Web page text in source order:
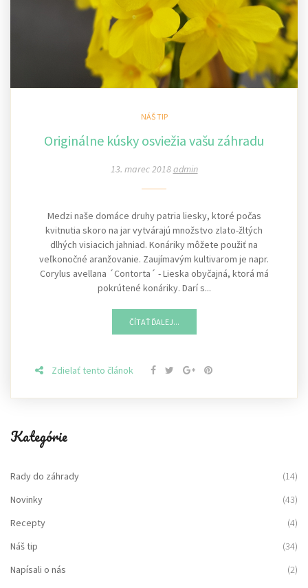
NÁŠ TIP
Originálne kúsky osviežia vašu záhradu
13. marec 2018admin
Medzi naše domáce druhy patria liesky, ktoré počas
kvitnutia skoro na jar vytvárajú množstvo zlato-žltých
dlhých visiacich jahniad. Konáriky môžete použiť na
veľkonočné aranžovanie. Zaujímavým kultivarom je napr.
Corylus avellana ´Contorta´ - Lieska obyčajná, ktorá má
pokrútené konáriky. Darí s...
ČÍTAŤ ĎALEJ...
Zdielať tento článok
Kategórie
Rady do záhrady
(14)
Novinky
(43)
Recepty
(4)
Náš tip
(34)
Napísali o nás
(2)